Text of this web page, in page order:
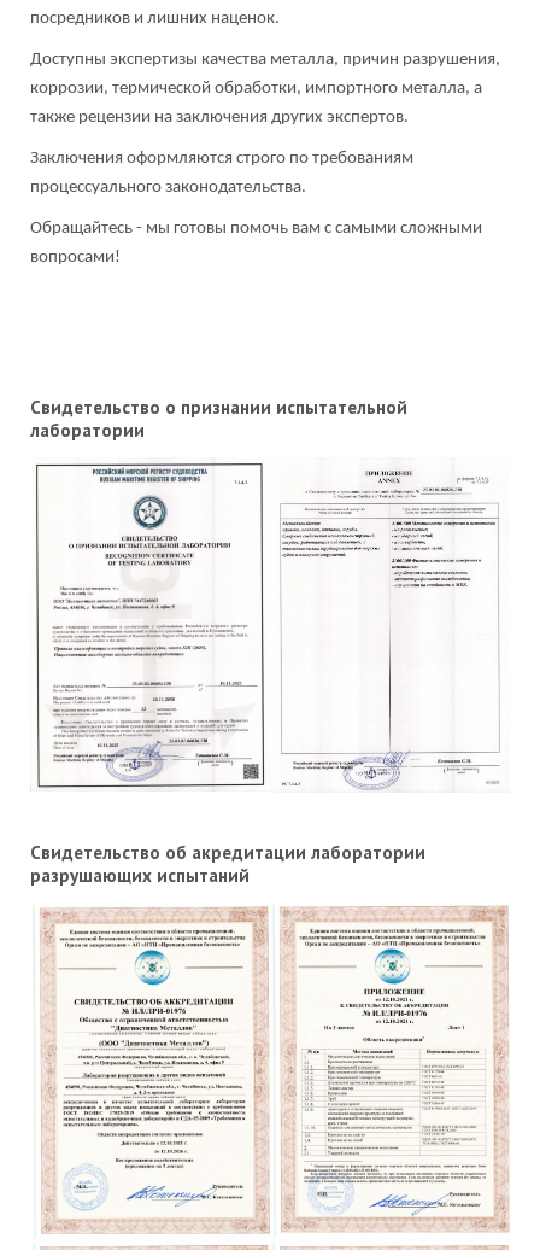
посредников и лишних наценок.
Доступны экспертизы качества металла, причин разрушения,
коррозии, термической обработки, импортного металла, а
также рецензии на заключения других экспертов.
Заключения оформляются строго по требованиям
процессуального законодательства.
Обращайтесь - мы готовы помочь вам с самыми сложными
вопросами!
Свидетельство о признании испытательной
лаборатории
Свидетельство об акредитации лаборатории
разрушающих испытаний